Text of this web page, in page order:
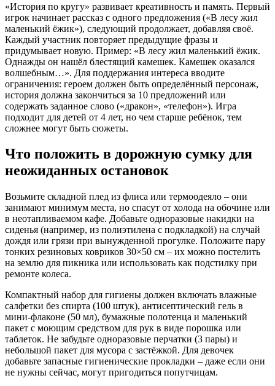
«История по кругу» развивает креативность и память. Первый
игрок начинает рассказ с одного предложения («В лесу жил
маленький ёжик»), следующий продолжает, добавляя своё.
Каждый участник повторяет предыдущие фразы и
придумывает новую. Пример: «В лесу жил маленький ёжик.
Однажды он нашёл блестящий камешек. Камешек оказался
волшебным…». Для поддержания интереса вводите
ограничения: героем должен быть определённый персонаж,
история должна закончиться за 10 предложений или
содержать заданное слово («дракон», «телефон»). Игра
подходит для детей от 4 лет, но чем старше ребёнок, тем
сложнее могут быть сюжеты.
Что положить в дорожную сумку для
неожиданных остановок
Возьмите складной плед из флиса или термоодеяло – они
занимают минимум места, но спасут от холода на обочине или
в неотапливаемом кафе. Добавьте одноразовые накидки на
сиденья (например, из полиэтилена с подкладкой) на случай
дождя или грязи при вынужденной прогулке. Положите пару
тонких резиновых ковриков 30×50 см – их можно постелить
на землю для пикника или использовать как подстилку при
ремонте колеса.
Компактный набор для гигиены должен включать влажные
салфетки без спирта (100 штук), антисептический гель в
мини-флаконе (50 мл), бумажные полотенца и маленький
пакет с моющим средством для рук в виде порошка или
таблеток. Не забудьте одноразовые перчатки (3 пары) и
небольшой пакет для мусора с застёжкой. Для девочек
добавьте запасные гигиенические прокладки – даже если они
не нужны сейчас, могут пригодиться попутчицам.